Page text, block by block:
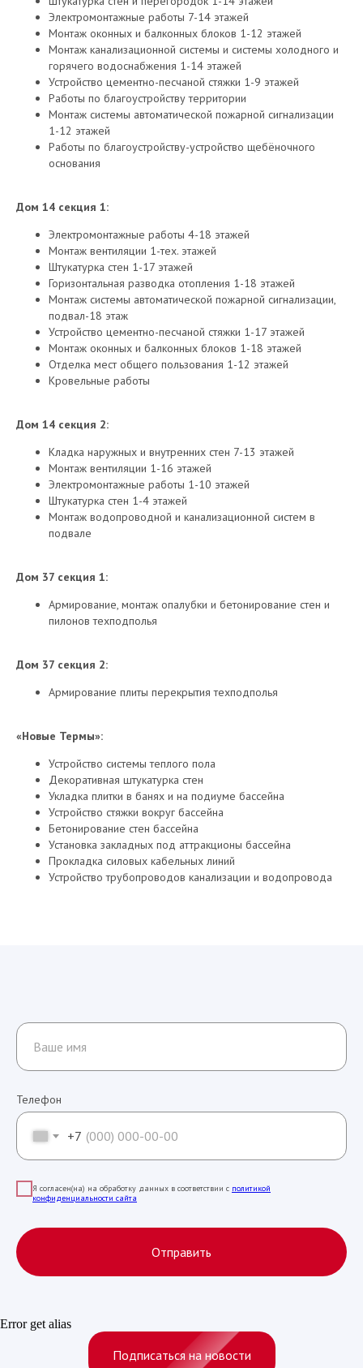
Электромонтажные работы 7-14 этажей
Монтаж оконных и балконных блоков 1-12 этажей
Монтаж канализационной системы и системы холодного и
горячего водоснабжения 1-14 этажей
Устройство цементно-песчаной стяжки 1-9 этажей
Работы по благоустройству территории
Монтаж системы автоматической пожарной сигнализации
1-12 этажей
Работы по благоустройству-устройство щебёночного
основания
Дом 14 секция 1:
Электромонтажные работы 4-18 этажей
Монтаж вентиляции 1-тех. этажей
Штукатурка стен 1-17 этажей
Горизонтальная разводка отопления 1-18 этажей
Монтаж системы автоматической пожарной сигнализации,
подвал-18 этаж
Устройство цементно-песчаной стяжки 1-17 этажей
Монтаж оконных и балконных блоков 1-18 этажей
Отделка мест общего пользования 1-12 этажей
Кровельные работы
Дом 14 секция 2:
Кладка наружных и внутренних стен 7-13 этажей
Монтаж вентиляции 1-16 этажей
Электромонтажные работы 1-10 этажей
Штукатурка стен 1-4 этажей
Монтаж водопроводной и канализационной систем в
подвале
Дом 37 секция 1:
Армирование, монтаж опалубки и бетонирование стен и
пилонов техподполья
Дом 37 секция 2:
Армирование плиты перекрытия техподполья
«Новые Термы»:
Устройство системы теплого пола
Декоративная штукатурка стен
Укладка плитки в банях и на подиуме бассейна
Устройство стяжки вокруг бассейна
Бетонирование стен бассейна
Установка закладных под аттракционы бассейна
Прокладка силовых кабельных линий
Устройство трубопроводов канализации и водопровода
Телефон
+7
Я согласен(на) на обработку данных в соответствии с политикой
конфиденциальности сайта
Отправить
Error get alias
Подписаться на новости